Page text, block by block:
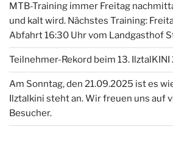
MTB-Training immer Freitag
und kalt wird. Nächstes Training:
Abfahrt 16:30 Uhr vom Landgasthof
Teilnehmer-Rekord beim 13. IlztalKINI
Am Sonntag, den 21.09.2025 ist es
Ilztalkini steht an. Wir freuen uns auf
Besucher.